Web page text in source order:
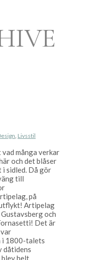
Livsstil
många verkar
och det blåser
sidled. Då gör
till
på
Artipelag
och
Det är
i 1800-talets
dåtidens
helt